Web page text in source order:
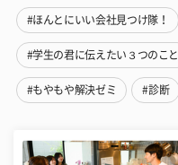
#ほんとにいい会社見つけ隊！
#学生の君に伝えたい３つのこと
#もやもや解決ゼミ #診断